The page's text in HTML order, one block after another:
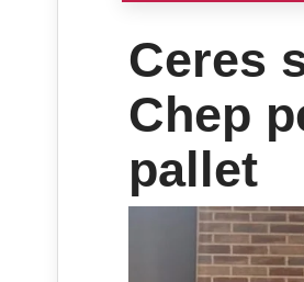
Ceres
Chep
pallet